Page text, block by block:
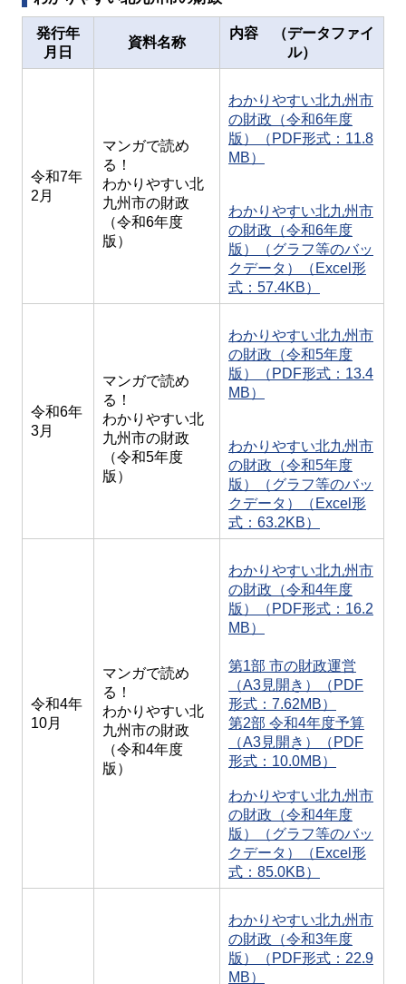
発行年
月日
資料名称
内容 （データファイ
ル）
令和7年
2月
マンガで読め
る！
わかりやすい北
九州市の財政
（令和6年度
版）
わかりやすい北九州市
の財政（令和6年度
版）（PDF形式：11.8
MB）
わかりやすい北九州市
の財政（令和6年度
版）（グラフ等のバッ
クデータ）（Excel形
式：57.4KB）
令和6年
3月
マンガで読め
る！
わかりやすい北
九州市の財政
（令和5年度
版）
わかりやすい北九州市
の財政（令和5年度
版）（PDF形式：13.4
MB）
わかりやすい北九州市
の財政（令和5年度
版）（グラフ等のバッ
クデータ）（Excel形
式：63.2KB）
令和4年
10月
マンガで読め
る！
わかりやすい北
九州市の財政
（令和4年度
版）
わかりやすい北九州市
の財政（令和4年度
版）（PDF形式：16.2
MB）
第1部 市の財政運営
（A3見開き）（PDF
形式：7.62MB）
第2部 令和4年度予算
（A3見開き）（PDF
形式：10.0MB）
わかりやすい北九州市
の財政（令和4年度
版）（グラフ等のバッ
クデータ）（Excel形
式：85.0KB）
わかりやすい北九州市
の財政（令和3年度
版）（PDF形式：22.9
MB）